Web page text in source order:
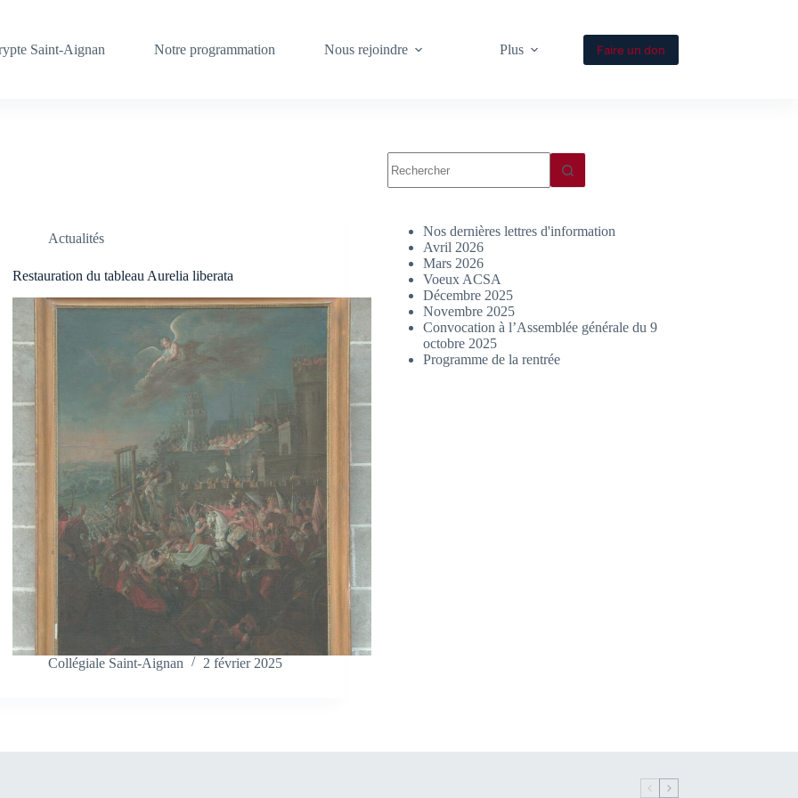
Saint-Aignan Notre programmation Nous rejoindre Plus Faire un don
Actualités
Restauration du tableau Aurelia liberata
Collégiale Saint-Aignan 2 février 2025
résultat
Nos dernières lettres d'information
Avril 2026
Mars 2026
Voeux ACSA
Décembre 2025
Novembre 2025
Convocation à l’Assemblée générale du 9
octobre 2025
Programme de la rentrée